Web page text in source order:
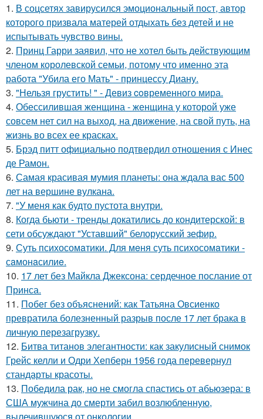
1. В соцсетях завирусился эмоциональный пост, автор
которого призвала матерей отдыхать без детей и не
испытывать чувство вины.
2. Принц Гарри заявил, что не хотел быть действующим
членом королевской семьи, потому что именно эта
работа "Убила его Мать" - принцессу Диану.
3. "Нельзя грустить! " - Девиз coвременного мира.
4. Обессилившая женщина - женщина у которой уже
совсем нет сил на выход, на движение, на свой путь, на
жизнь во всех ее красках.
5. Брэд питт официально подтвердил отношения с Инес
де Рамон.
6. Самая красивая мумия планеты: она ждала вас 500
лет на вершине вулкана.
7. "У меня как будто пустота внутри.
8. Когда бьюти - тренды докатились до кондитерской: в
сети обсуждают "Уставший" белорусский зефир.
9. Суть психосомaтики. Для мeня суть психосомaтики -
сaмонaсилиe.
10. 17 лет без Майкла Джексона: сердечное послание от
Принса.
11. Побег без объяснений: как Татьяна Овсиенко
превратила болезненный разрыв после 17 лет брака в
личную перезагрузку.
12. Битва титанов элегантности: как закулисный снимок
Грейс келли и Одри Хепберн 1956 года перевернул
стандарты красоты.
13. Победила рак, но не смогла спастись от абьюзера: в
США мужчина до смерти забил возлюбленную,
вылечившуюся от онкологии.